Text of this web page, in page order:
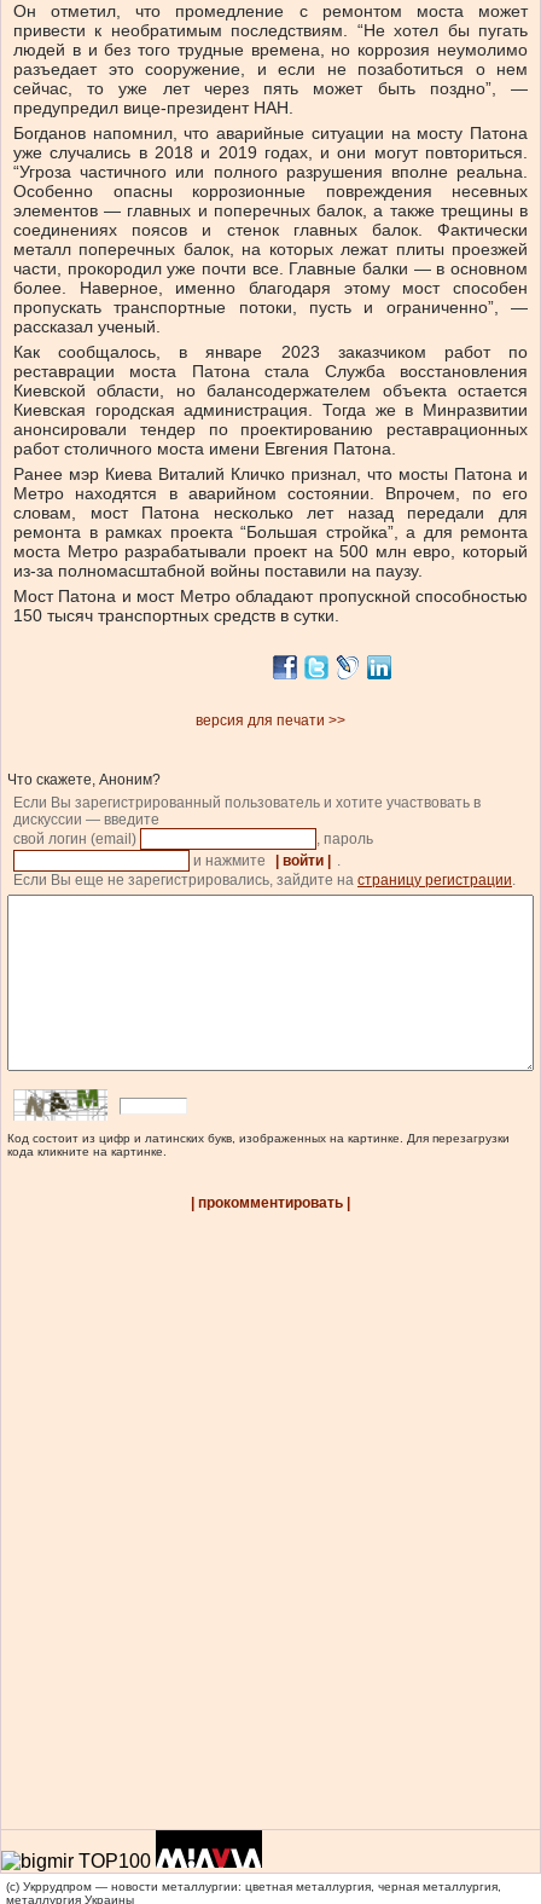
Он отметил, что промедление с ремонтом моста может
привести к необратимым последствиям. “Не хотел бы пугать
людей в и без того трудные времена, но коррозия неумолимо
разъедает это сооружение, и если не позаботиться о нем
сейчас, то уже лет через пять может быть поздно”, —
предупредил вице-президент НАН.
Богданов напомнил, что аварийные ситуации на мосту Патона
уже случались в 2018 и 2019 годах, и они могут повториться.
“Угроза частичного или полного разрушения вполне реальна.
Особенно опасны коррозионные повреждения несевных
элементов — главных и поперечных балок, а также трещины в
соединениях поясов и стенок главных балок. Фактически
металл поперечных балок, на которых лежат плиты проезжей
части, прокородил уже почти все. Главные балки — в основном
более. Наверное, именно благодаря этому мост способен
пропускать транспортные потоки, пусть и ограниченно”, —
рассказал ученый.
Как сообщалось, в январе 2023 заказчиком работ по
реставрации моста Патона стала Служба восстановления
Киевской области, но балансодержателем объекта остается
Киевская городская администрация. Тогда же в Минразвитии
анонсировали тендер по проектированию реставрационных
работ столичного моста имени Евгения Патона.
Ранее мэр Киева Виталий Кличко признал, что мосты Патона и
Метро находятся в аварийном состоянии. Впрочем, по его
словам, мост Патона несколько лет назад передали для
ремонта в рамках проекта “Большая стройка”, а для ремонта
моста Метро разрабатывали проект на 500 млн евро, который
из-за полномасштабной войны поставили на паузу.
Мост Патона и мост Метро обладают пропускной способностью
150 тысяч транспортных средств в сутки.
версия для печати >>
Что скажете, Аноним?
Если Вы зарегистрированный пользователь и хотите участвовать в
дискуссии — введите
свой логин (email)
, пароль
и нажмите
| войти |
.
Если Вы еще не зарегистрировались, зайдите на страницу регистрации.
Код состоит из цифр и латинских букв, изображенных на картинке. Для перезагрузки
кода кликните на картинке.
| прокомментировать |
(c) Укррудпром — новости металлургии: цветная металлургия, черная металлургия,
металлургия Украины